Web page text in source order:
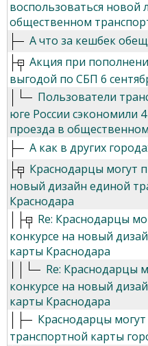
воспользоваться новой
общественном
А что за кешбек
Акция при
выгодой по СБП 6
Пользователи
юге России сэкономили
проезда в
А как в других
Краснодарцы могут
новый дизайн единой
Краснодара
Re: Краснодарцы
конкурсе на новый
карты Краснодара
Re: Краснодарцы
конкурсе на новый
карты Краснодара
Краснодарцы
транспортной карты